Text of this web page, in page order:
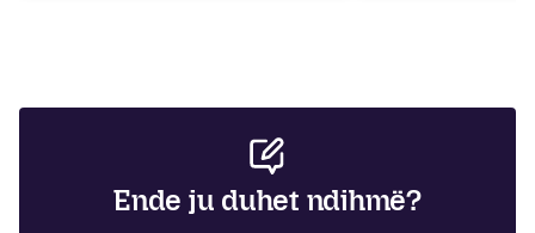
Ende ju duhet ndihmë?